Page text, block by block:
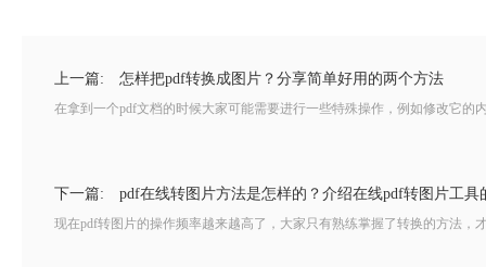
上一篇: 怎样把pdf转换成图片？分享简单好用的两个方法
在拿到一个pdf文档的时候大家可能需要进行一些特殊操作，例如修改它
下一篇: pdf在线转图片方法是怎样的？介绍在线pdf转图片工具
现在pdf转图片的操作频率越来越高了，大家只有熟练掌握了转换的方法